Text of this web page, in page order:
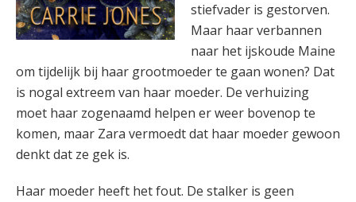
stiefvader is gestorven.
Maar haar verbannen
naar het ijskoude Maine
om tijdelijk bij haar grootmoeder te gaan wonen? Dat
is nogal extreem van haar moeder. De verhuizing
moet haar zogenaamd helpen er weer bovenop te
komen, maar Zara vermoedt dat haar moeder gewoon
denkt dat ze gek is.
Haar moeder heeft het fout. De stalker is geen